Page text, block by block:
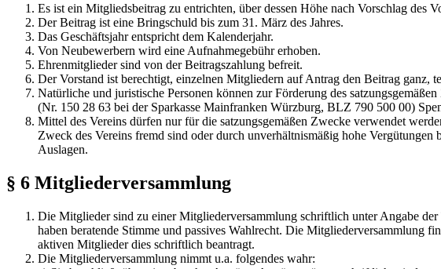
Es ist ein Mitgliedsbeitrag zu entrichten, über dessen Höhe nach Vorschlag des
Der Beitrag ist eine Bringschuld bis zum 31. März des Jahres.
Das Geschäftsjahr entspricht dem Kalenderjahr.
Von Neubewerbern wird eine Aufnahmegebühr erhoben.
Ehrenmitglieder sind von der Beitragszahlung befreit.
Der Vorstand ist berechtigt, einzelnen Mitgliedern auf Antrag den Beitrag ganz,
Natürliche und juristische Personen können zur Förderung des
(Nr. 150 28 63 bei der Sparkasse Mainfranken Würzburg, BLZ 790 500 00)
Mittel des Vereins dürfen nur für die satzungsgemäßen Zwecke verwendet
Zweck des Vereins fremd sind oder durch unverhältnismäßig hohe
Auslagen.
§ 6 Mitgliederversammlung
Die Mitglieder sind zu einer Mitgliederversammlung schriftlich unter Angabe
haben beratende Stimme und passives Wahlrecht. Die Mitgliederversammlung
aktiven Mitglieder dies schriftlich beantragt.
Die Mitgliederversammlung nimmt u.a. folgendes wahr: